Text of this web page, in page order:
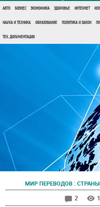
АВТО БИЗНЕС ЭКОНОМИКА ЗДОРОВЬЕ ИНТЕРНЕТ
НАУКА И ТЕХНИКА ОБРАЗОВАНИЕ ПОЛИТИКА И ЗАКОН
ТЕХ. ДОКУМЕНТАЦИЯ
МИР ПЕРЕВОДОВ:
2